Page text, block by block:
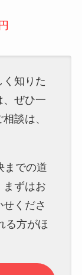
知りた
、ぜひ一
談は、
までの道
まずはお
くださ
る方がほ